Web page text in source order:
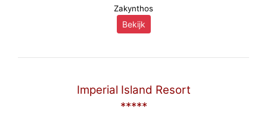
Zakynthos
Bekijk
Imperial Island Resort
*****